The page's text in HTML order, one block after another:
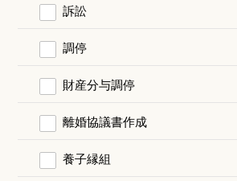
訴訟
調停
財産分与調停
離婚協議書作成
養子縁組